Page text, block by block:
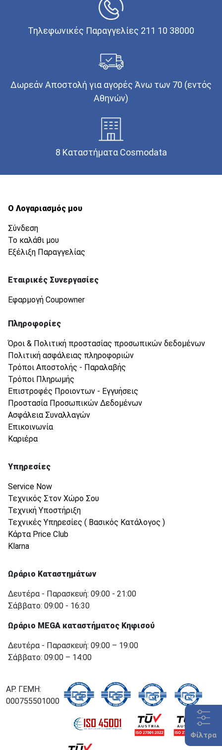
Φίλτρα
Τηλεφωνικές Παραγγελίες 211 10 38000
Δωρεάν Αποστολή για αγορές Άνω των 70 (εντός
Αθηνών)
8 Καταστήματα Cosmodata
Ο Λογαριασμός μου
Σύνδεση
Το καλάθι μου
Εξέλιξη Παραγγελίας
Εταιρικές Συνεργασίες
Εφαρμογή Coupowner
Πληροφορίες
Όροι & Πολιτική προστασίας προσωπικών δεδομένων
Πολιτική ασφάλειας πληροφοριών
Τρόποι Αποστολής - Παραλαβής
Τρόποι Πληρωμής
Επιστροφές Προιοντων - Εγγυήσεις
Προστασία Προσωπικών Δεδομένων
Ασφάλεια Συναλλαγών
Επικοινωνία
Καριέρα
Υπηρεσίες
Service Now
Τεχνικός Στον Χώρο Σου
Τεχνική Υποστήριξη
Τεχνικές Υπηρεσίες ( Βασικός Κατάλογος )
Κάρτα Price Club
Klarna
Ωράριο Καταστημάτων
Δευτέρα - Παρασκευή: 09:00 - 21:00
Σάββατο: 09:00 - 16:30
Ωράριο MEGA καταστήματος Κηφισού
Δευτέρα - Παρασκευή: 09:00 – 19:00
Σάββατο: 09:00 – 14:00
ΑΡ. ΓΕΜΗ:
000755501000